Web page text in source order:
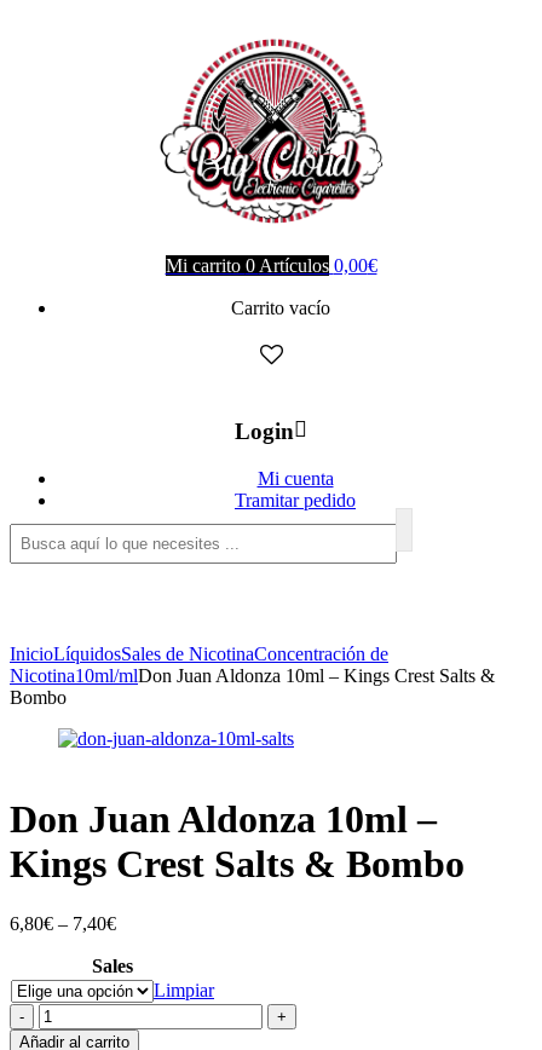
Mi carrito 0 Artículos 0,00€
Carrito vacío
Login
Mi cuenta
Tramitar pedido
InicioLíquidosSales de NicotinaConcentración de
Nicotina10ml/mlDon Juan Aldonza 10ml – Kings Crest Salts &
Bombo
Don Juan Aldonza 10ml –
Kings Crest Salts & Bombo
6,80€ – 7,40€
Sales
Limpiar
-
Don
Juan
+
Añadir al carrito